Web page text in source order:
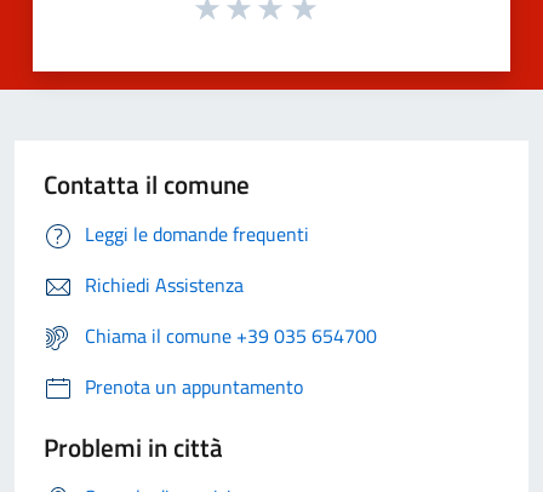
Contatta il comune
Leggi le domande frequenti
Richiedi Assistenza
Chiama il comune +39 035 654700
Prenota un appuntamento
Problemi in città